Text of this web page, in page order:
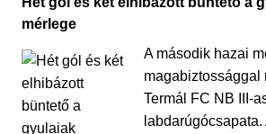
mérlege
A második hazai
magabiztossággal
Termál FC NB III-